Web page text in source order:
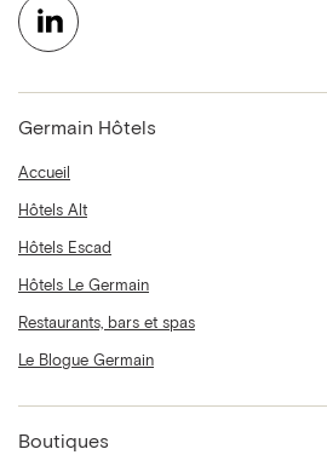
Germain Hôtels
Accueil
Hôtels Alt
Hôtels Escad
Hôtels Le Germain
Restaurants, bars et spas
Le Blogue Germain
Boutiques